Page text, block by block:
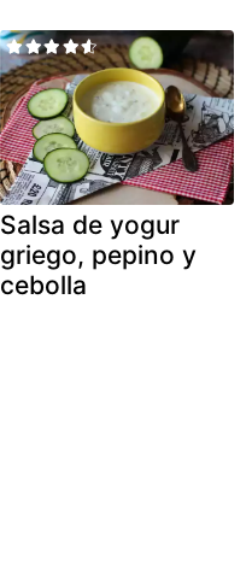
Salsa de yogur
griego, pepino y
cebolla